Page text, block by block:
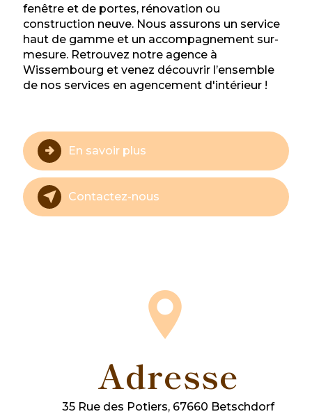
fenêtre et de portes, rénovation ou
construction neuve. Nous assurons un service
haut de gamme et un accompagnement sur-
mesure. Retrouvez notre agence à
Wissembourg et venez découvrir l’ensemble
de nos services en agencement d'intérieur !
En savoir plus
Contactez-nous
Adresse
35 Rue des Potiers, 67660 Betschdorf